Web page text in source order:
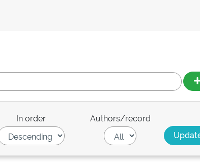
In order Authors/record